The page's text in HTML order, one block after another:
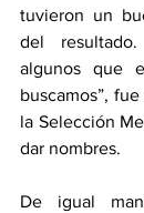
tuvieron un
del
algunos que
buscamos”,
la Selección
dar nombres.
De igual